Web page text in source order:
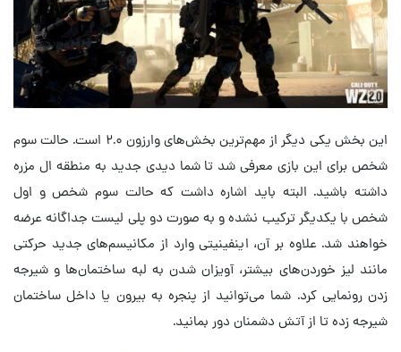
این بخش یکی دیگر از مهم‌ترین بخش‌های وارزون ۲.۰ است. حالت سوم
شخص برای این بازی معرفی شد تا شما دیدی جدید به منطقه ال مزره
داشته باشید. البته باید اشاره داشت که حالت سوم شخص و اول
شخص با یکدیگر ترکیب نشده و به صورت دو پلی لیست جداگانه عرضه
خواهند شد. علاوه بر آن، اینفینیتی وارد از مکانیسم‌های جدید حرکتی
مانند لیز خوردن‌های بیشتر، آویزان شدن به لبه ساختمان‌ها و شیرجه
زدن رونمایی کرد. شما می‌توانید از پنجره به بیرون یا داخل ساختمان
شیرجه زده تا از آتش دشمنان دور بمانید.